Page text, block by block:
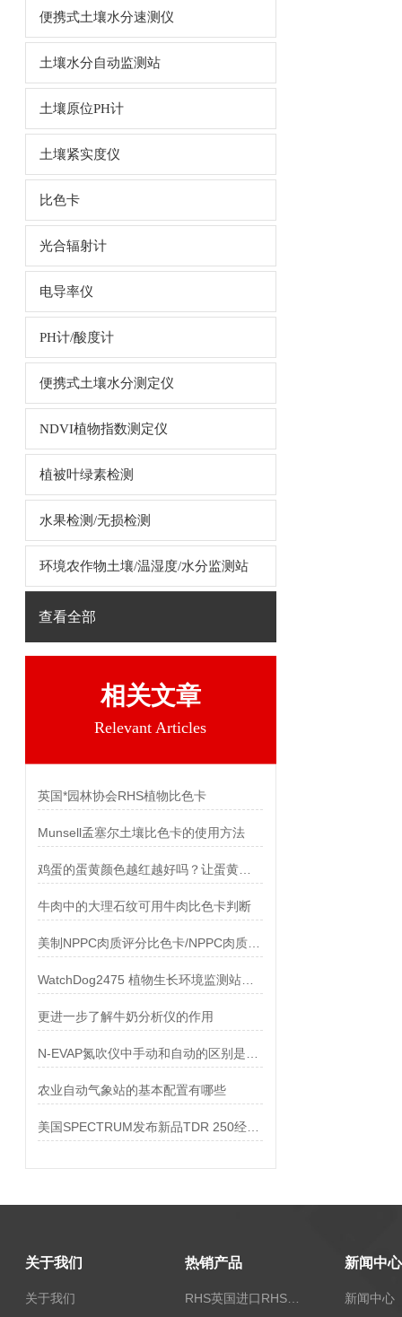
便携式土壤水分速测仪
土壤水分自动监测站
土壤原位PH计
土壤紧实度仪
比色卡
光合辐射计
电导率仪
PH计/酸度计
便携式土壤水分测定仪
NDVI植物指数测定仪
植被叶绿素检测
水果检测/无损检测
环境农作物土壤/温湿度/水分监测站
查看全部
相关文章
Relevant Articles
英国*园林协会RHS植物比色卡
Munsell孟塞尔土壤比色卡的使用方法
牛肉中的大理石纹可用牛肉比色卡判断
更进一步了解牛奶分析仪的作用
农业自动气象站的基本配置有哪些
关于我们
关于我们
热销产品
RHS英国进口RHS植物标准比色卡
新闻中心
新闻中心